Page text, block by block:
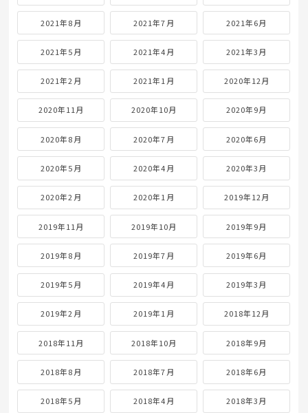
2021年8月 2021年7月 2021年6月
2021年5月 2021年4月 2021年3月
2021年2月 2021年1月 2020年12月
2020年11月 2020年10月 2020年9月
2020年8月 2020年7月 2020年6月
2020年5月 2020年4月 2020年3月
2020年2月 2020年1月 2019年12月
2019年11月 2019年10月 2019年9月
2019年8月 2019年7月 2019年6月
2019年5月 2019年4月 2019年3月
2019年2月 2019年1月 2018年12月
2018年11月 2018年10月 2018年9月
2018年8月 2018年7月 2018年6月
2018年5月 2018年4月 2018年3月